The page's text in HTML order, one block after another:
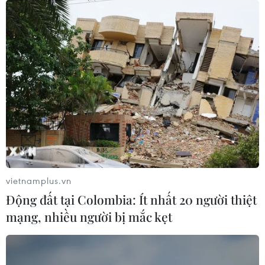
vietnamplus.vn
Động đất tại Colombia: Ít nhất 20 người thiệt
mạng, nhiều người bị mắc kẹt